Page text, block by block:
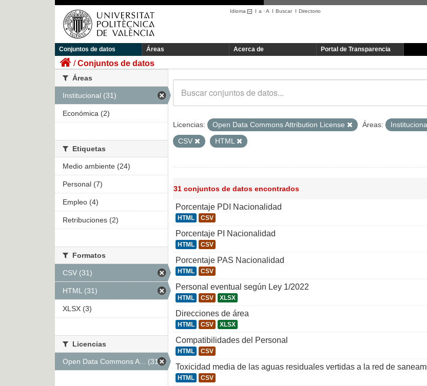
Idioma I a ·A I BuscarI Directorio
Conjuntos de datos Áreas Acerca de Portal de Transparencia
Conjuntos de datos
Licencias: Open Data Commons Attribution License Áreas:
CSV
HTML
31 conjuntos de datos encontrados
Porcentaje PDI Nacionalidad
HTML CSV
Porcentaje PI Nacionalidad
HTML CSV
Porcentaje PAS Nacionalidad
HTML CSV
Personal eventual según Ley 1/2022
HTML CSV XLSX
Direcciones de área
HTML CSV XLSX
Compatibilidades del Personal
HTML CSV
Toxicidad media de las aguas residuales vertidas a la red de
HTML CSV
Áreas
Institucional (31)
Económica (2)
Etiquetas
Medio ambiente (24)
Personal (7)
Empleo (4)
Retribuciones (2)
Formatos
CSV (31)
HTML (31)
XLSX (3)
Licencias
Open Data Commons A... (31)